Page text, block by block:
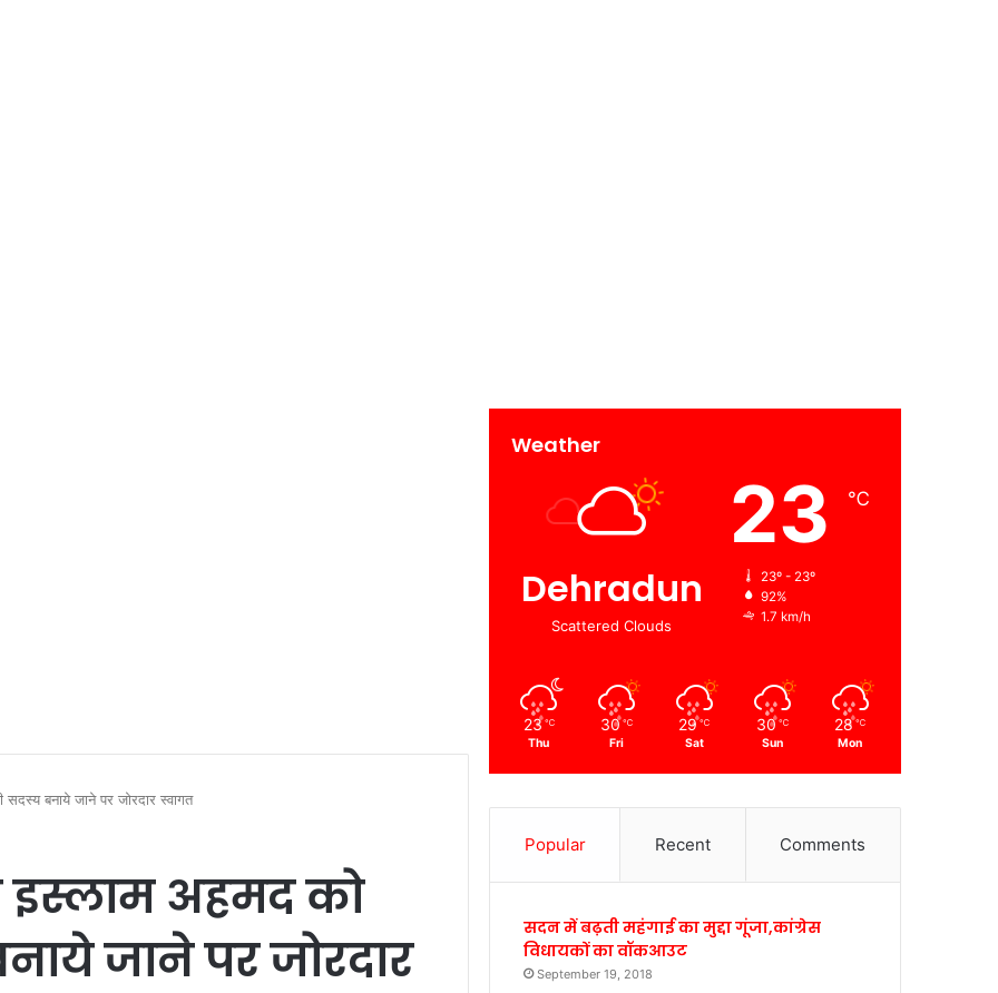
बनाये जाने पर जोरदार स्वागत
इस्लाम अहमद को
जाने पर जोरदार
Weather
Dehradun
Scattered Clouds
23 ℃
23º - 23º
92%
1.7 km/h
23 ℃
Thu
30 ℃
Fri
29 ℃
Sat
30 ℃
Sun
28 ℃
Mon
Popular Recent Comments
सदन में बढ़ती महंगाई का मुद्दा गूंजा,कांग्रेस
विधायकों का वॉकआउट
September 19, 2018